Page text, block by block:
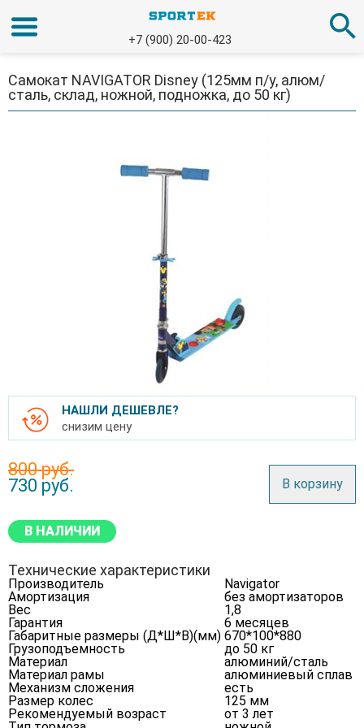
+7 (900) 20-00-423
Самокат NAVIGATOR Disney (125мм п/у, алюм/
сталь, склад, ножной, подножка, до 50 кг)
НАШЛИ ДЕШЕВЛЕ?
снизим цену
730 руб.
800 руб.
В корзину
В НАЛИЧИИ
Технические характеристики
Производитель
Navigator
Амортизация
без амортизаторов
Вес
1,8
Гарантия
6 месяцев
Габаритные размеры (Д*Ш*В)(мм) 670*100*880
Грузоподъемность
до 50 кг
Материал
алюминий/сталь
Материал рамы
алюминиевый сплав
Механизм сложения
есть
Размер колес
125 мм
Рекомендуемый возраст
от 3 лет